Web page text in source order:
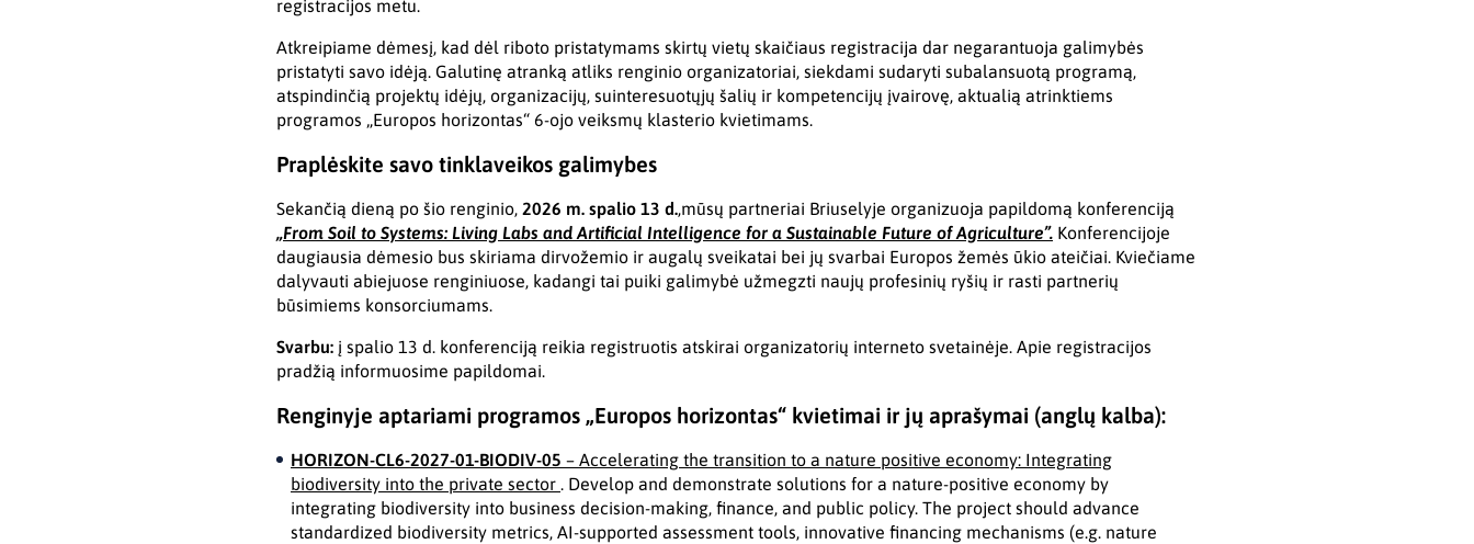
registracijos metu.
Atkreipiame dėmesį, kad dėl riboto pristatymams skirtų vietų skaičiaus registracija dar negarantuoja galimybės
pristatyti savo idėją. Galutinę atranką atliks renginio organizatoriai, siekdami sudaryti subalansuotą programą,
atspindinčią projektų idėjų, organizacijų, suinteresuotųjų šalių ir kompetencijų įvairovę, aktualią atrinktiems
programos „Europos horizontas“ 6-ojo veiksmų klasterio kvietimams.
Praplėskite savo tinklaveikos galimybes
Sekančią dieną po šio renginio, 2026 m. spalio 13 d.,mūsų partneriai Briuselyje organizuoja papildomą konferenciją
„From Soil to Systems: Living Labs and Artificial Intelligence for a Sustainable Future of Agriculture”. Konferencijoje
daugiausia dėmesio bus skiriama dirvožemio ir augalų sveikatai bei jų svarbai Europos žemės ūkio ateičiai. Kviečiame
dalyvauti abiejuose renginiuose, kadangi tai puiki galimybė užmegzti naujų profesinių ryšių ir rasti partnerių
būsimiems konsorciumams.
Svarbu: į spalio 13 d. konferenciją reikia registruotis atskirai organizatorių interneto svetainėje. Apie registracijos
pradžią informuosime papildomai.
Renginyje aptariami programos „Europos horizontas“ kvietimai ir jų aprašymai (anglų kalba):
HORIZON-CL6-2027-01-BIODIV-05 – Accelerating the transition to a nature positive economy: Integrating
biodiversity into the private sector . Develop and demonstrate solutions for a nature-positive economy by
integrating biodiversity into business decision-making, finance, and public policy. The project should advance
standardized biodiversity metrics, AI-supported assessment tools, innovative financing mechanisms (e.g. nature